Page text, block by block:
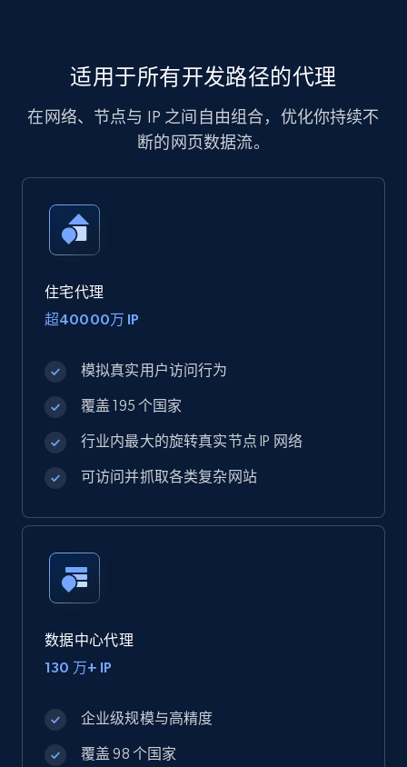
适用于所有开发路径的代理
在网络、节点与 IP 之间自由组合，优化你持续不
断的网页数据流。
住宅代理
超40000万 IP
模拟真实用户访问行为
覆盖 195 个国家
行业内最大的旋转真实节点 IP 网络
可访问并抓取各类复杂网站
数据中心代理
130 万+ IP
企业级规模与高精度
覆盖 98 个国家